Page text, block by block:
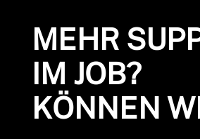
MEHR
IM JOB?
KÖNNEN